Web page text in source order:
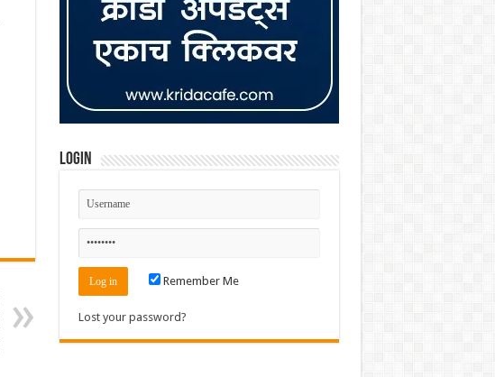
Login
Remember Me
Lost your password?